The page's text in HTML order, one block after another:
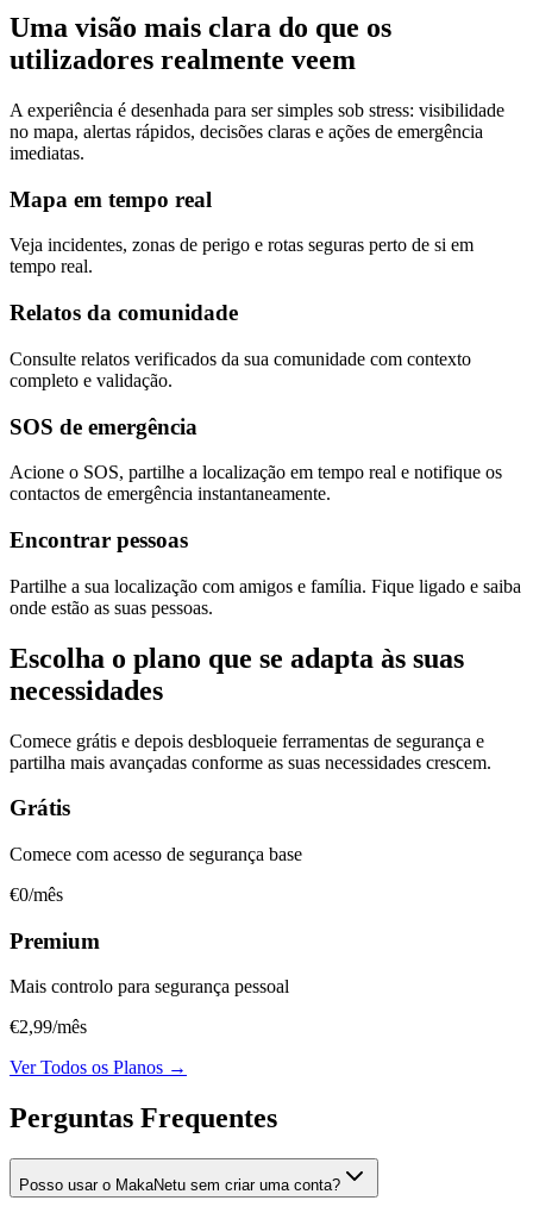
Uma visão mais clara do que os
utilizadores realmente veem
A experiência é desenhada para ser simples sob stress: visibilidade
no mapa, alertas rápidos, decisões claras e ações de emergência
imediatas.
Mapa em tempo real
Veja incidentes, zonas de perigo e rotas seguras perto de si em
tempo real.
Relatos da comunidade
Consulte relatos verificados da sua comunidade com contexto
completo e validação.
SOS de emergência
Acione o SOS, partilhe a localização em tempo real e notifique os
contactos de emergência instantaneamente.
Encontrar pessoas
Partilhe a sua localização com amigos e família. Fique ligado e saiba
onde estão as suas pessoas.
Escolha o plano que se adapta às suas
necessidades
Comece grátis e depois desbloqueie ferramentas de segurança e
partilha mais avançadas conforme as suas necessidades crescem.
Grátis
Comece com acesso de segurança base
€0/mês
Premium
Mais controlo para segurança pessoal
€2,99/mês
Ver Todos os Planos →
Perguntas Frequentes
Posso usar o MakaNetu sem criar uma conta?